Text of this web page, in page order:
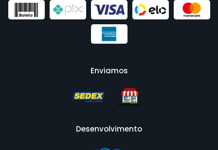
Enviamos
Desenvolvimento